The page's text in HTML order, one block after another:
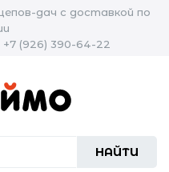
дач с доставкой по
+7 (926) 390-64-22
НАЙТИ